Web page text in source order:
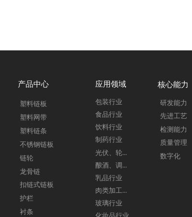
塑料链板
塑料网带
塑料链条
不锈钢链板
链轮
龙骨链
扣链式链板
护栏
衬条
产品中心 核心能力
研发能力
先进工艺
检测能力
质量管理
数字化
应用领域
包装行业
食品行业
饮料行业
制药行业
光伏、轮胎行业
酿酒、调味品行业
乳品行业
肉类加工行业
玻璃行业